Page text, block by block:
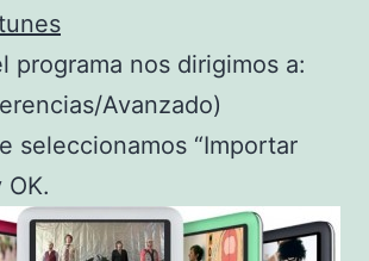
programa nos dirigimos a:
Avanzado)
seleccionamos “Importar
OK.